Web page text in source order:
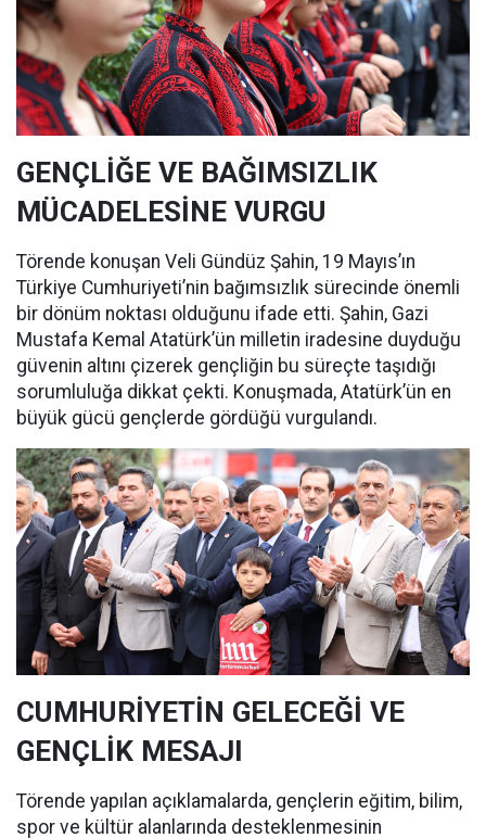
GENÇLİĞE VE BAĞIMSIZLIK
MÜCADELESİNE VURGU
Törende konuşan Veli Gündüz Şahin, 19 Mayıs’ın
Türkiye Cumhuriyeti’nin bağımsızlık sürecinde önemli
bir dönüm noktası olduğunu ifade etti. Şahin, Gazi
Mustafa Kemal Atatürk’ün milletin iradesine duyduğu
güvenin altını çizerek gençliğin bu süreçte taşıdığı
sorumluluğa dikkat çekti. Konuşmada, Atatürk’ün en
büyük gücü gençlerde gördüğü vurgulandı.
CUMHURİYETİN GELECEĞİ VE
GENÇLİK MESAJI
Törende yapılan açıklamalarda, gençlerin eğitim, bilim,
spor ve kültür alanlarında desteklenmesinin